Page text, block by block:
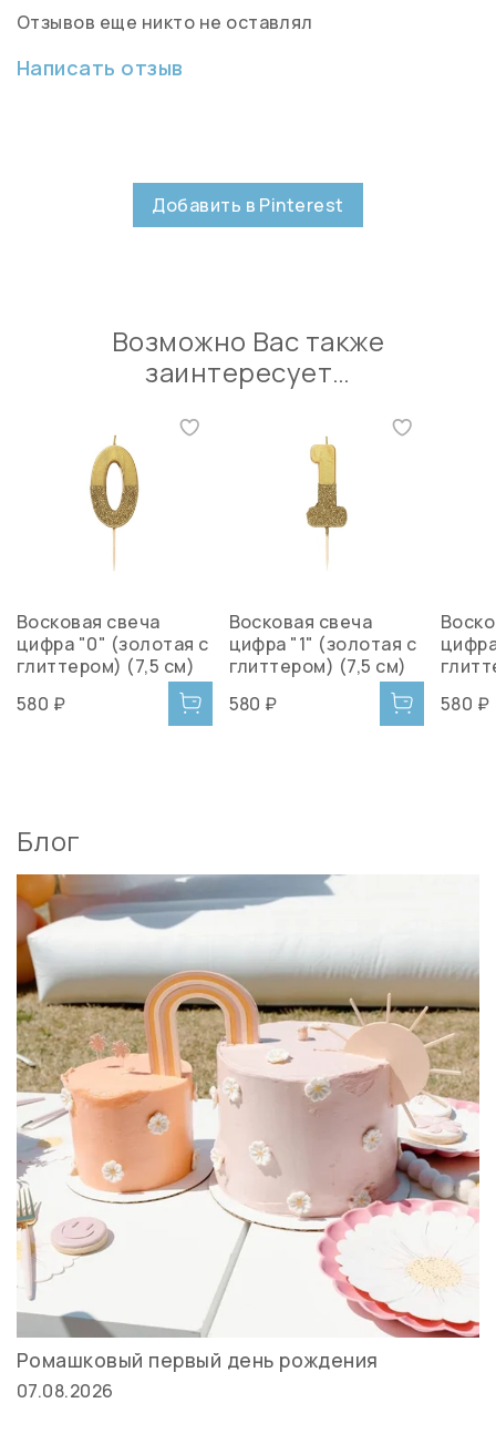
Отзывов еще никто не оставлял
Написать отзыв
Добавить в Pinterest
Возможно Вас также
заинтересует…
Восковая свеча
цифра "0" (золотая с
глиттером) (7,5 см)
580 ₽
Восковая свеча
цифра "1" (золотая с
глиттером) (7,5 см)
580 ₽
580 ₽
Блог
Ромашковый первый день рождения
07.08.2026